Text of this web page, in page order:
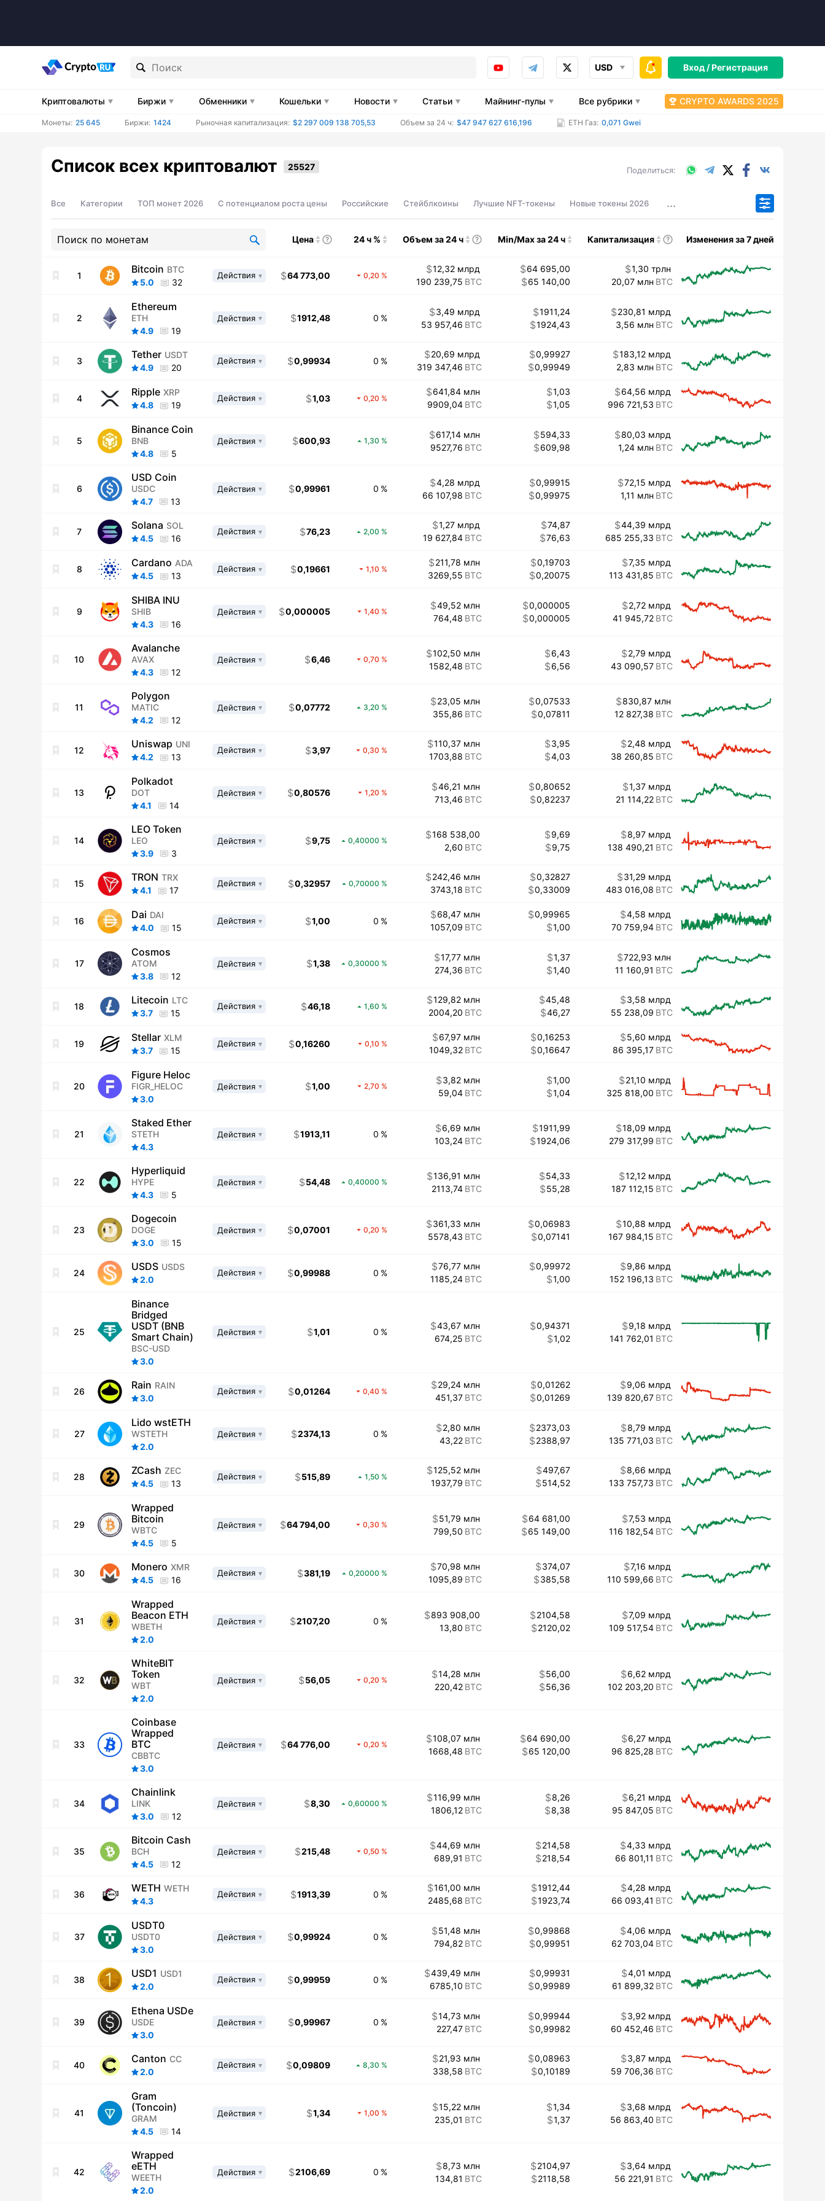
USD Вход /Регистрация
Криптовалюты Биржи Обменники Кошельки Новости Статьи Майнинг-пулы Все рубрики CRYPTO AWARDS 2025
Монеты: 25 645 Биржи: 1424 Рыночная капитализация: $2 297 009 138 705,53 Объем за 24 ч: $47 947 627 616,196 ETH Газ: 0,071 Gwei
Список всех криптовалют Поделиться WhatsApp
TelegramX.comFacebook
Все Категории ТОП монет 2026 С потенциалом роста цены Российские Стейблкоины Лучшие NFT-токены Новые токены 2026 ...
Цена 24 ч % Объем за 24 ч Min/Max за 24 ч Капитализация Изменения за 7 дней
1 Bitcoin BTC
5.0
32
Действия 64 773,00 0,20
12,32 млрд
190 239,75
64 695,00
65 140,00
1,30 трлн
20,07 млн
2
Ethereum
ETH
4.9
19
Действия 1912,48 0
3,49 млрд
53 957,46
1911,24
1924,43
230,81 млрд
3,56 млн
3 Tether USDT
4.9
20
Действия 0,99934 0
20,69 млрд
319 347,46
0,99927
0,99949
183,12 млрд
2,83 млн
4 Ripple XRP
4.8
19
Действия 1,03 0,20
641,84 млн
9909,04
1,03
1,05
64,56 млрд
996 721,53
5
Binance Coin
BNB
4.8
5
Действия 600,93 1,30
617,14 млн
9527,76
594,33
609,98
80,03 млрд
1,24 млн
6
USD Coin
USDC
4.7
13
Действия 0,99961 0
4,28 млрд
66 107,98
0,99915
0,99975
72,15 млрд
1,11 млн
7 Solana SOL
4.5
16
Действия 76,23 2,00
1,27 млрд
19 627,84
74,87
76,63
44,39 млрд
685 255,33
8 Cardano ADA
4.5
13
Действия 0,19661 1,10
211,78 млн
3269,55
0,19703
0,20075
7,35 млрд
113 431,85
9
SHIBA INU
SHIB
4.3
16
Действия 0,000005 1,40
49,52 млн
764,48
0,000005
0,000005
2,72 млрд
41 945,72
10
Avalanche
AVAX
4.3
12
Действия 6,46 0,70
102,50 млн
1582,48
6,43
6,56
2,79 млрд
43 090,57
11
Polygon
MATIC
4.2
12
Действия 0,07772 3,20
23,05 млн
355,86
0,07533
0,07811
830,87 млн
12 827,38
12 Uniswap UNI
4.2
13
Действия 3,97 0,30
110,37 млн
1703,88
3,95
4,03
2,48 млрд
38 260,85
13
Polkadot
DOT
4.1
14
Действия 0,80576 1,20
46,21 млн
713,46
0,80652
0,82237
1,37 млрд
21 114,22
14
LEO Token
LEO
3.9
3
Действия 9,75 0,40000
168 538,00
2,60
9,69
9,75
8,97 млрд
138 490,21
15 TRON TRX
4.1
17
Действия 0,32957 0,70000
242,46 млн
3743,18
0,32827
0,33009
31,29 млрд
483 016,08
16 Dai DAI
4.0
15
Действия 1,00 0
68,47 млн
1057,09
0,99965
1,00
4,58 млрд
70 759,94
17
Cosmos
ATOM
3.8
12
Действия 1,38 0,30000
17,77 млн
274,36
1,37
1,40
722,93 млн
11 160,91
18 Litecoin LTC
3.7
15
Действия 46,18 1,60
129,82 млн
2004,20
45,48
46,27
3,58 млрд
55 238,09
19 Stellar XLM
3.7
15
Действия 0,16260 0,10
67,97 млн
1049,32
0,16253
0,16647
5,60 млрд
86 395,17
20
Figure Heloc
FIGR_HELOC
3.0
Действия 1,00 2,70
3,82 млн
59,04
1,00
1,04
21,10 млрд
325 818,00
21
Staked Ether
STETH
4.3
Действия 1913,11 0
6,69 млн
103,24
1911,99
1924,06
18,09 млрд
279 317,99
22
Hyperliquid
HYPE
4.3
5
Действия 54,48 0,40000
136,91 млн
2113,74
54,33
55,28
12,12 млрд
187 112,15
23
Dogecoin
DOGE
3.0
15
Действия 0,07001 0,20
361,33 млн
5578,43
0,06983
0,07141
10,88 млрд
167 984,15
24 USDS USDS
2.0
Действия 0,99988 0
76,77 млн
1185,24
0,99972
1,00
9,86 млрд
152 196,13
25
Binance
Bridged
USDT (BNB
Smart Chain)
BSC-USD
3.0
Действия 1,01 0
43,67 млн
674,25
0,94371
1,02
9,18 млрд
141 762,01
26 Rain RAIN
3.0
Действия 0,01264 0,40
29,24 млн
451,37
0,01262
0,01269
9,06 млрд
139 820,67
27
Lido wstETH
WSTETH
2.0
Действия 2374,13 0
2,80 млн
43,22
2373,03
2388,97
8,79 млрд
135 771,03
28 ZCash ZEC
4.5
13
Действия 515,89 1,50
125,52 млн
1937,79
497,67
514,52
8,66 млрд
133 757,73
29
Wrapped
Bitcoin
WBTC
4.5
5
Действия 64 794,00 0,30
51,79 млн
799,50
64 681,00
65 149,00
7,53 млрд
116 182,54
30 Monero XMR
4.5
16
Действия 381,19 0,20000
70,98 млн
1095,89
374,07
385,58
7,16 млрд
110 599,66
31
Wrapped
Beacon ETH
WBETH
2.0
Действия 2107,20 0
893 908,00
13,80
2104,58
2120,02
7,09 млрд
109 517,54
32
WhiteBIT
Token
WBT
2.0
Действия 56,05 0,20
14,28 млн
220,42
56,00
56,36
6,62 млрд
102 203,20
33
Coinbase
Wrapped
BTC
CBBTC
3.0
Действия 64 776,00 0,20
108,07 млн
1668,48
64 690,00
65 120,00
6,27 млрд
96 825,28
34
Chainlink
LINK
3.0
12
Действия 8,30 0,60000
116,99 млн
1806,12
8,26
8,38
6,21 млрд
95 847,05
35
Bitcoin Cash
BCH
4.5
12
Действия 215,48 0,50
44,69 млн
689,91
214,58
218,54
4,33 млрд
66 801,11
36 WETH WETH
4.3
Действия 1913,39 0
161,00 млн
2485,68
1912,44
1923,74
4,28 млрд
66 093,41
37
USDT0
USDT0
3.0
Действия 0,99924 0
51,48 млн
794,82
0,99868
0,99951
4,06 млрд
62 703,04
38 USD1 USD1
2.0
Действия 0,99959 0
439,49 млн
6785,10
0,99931
0,99989
4,01 млрд
61 899,32
39
Ethena USDe
USDE
3.0
Действия 0,99967 0
14,73 млн
227,47
0,99944
0,99982
3,92 млрд
60 452,46
40 Canton CC
2.0
Действия 0,09809 8,30
21,93 млн
338,58
0,08963
0,10189
3,87 млрд
59 706,36
41
Gram
(Toncoin)
GRAM
4.5
14
Действия 1,34 1,00
15,22 млн
235,01
1,34
1,37
3,68 млрд
56 863,40
42
Wrapped
eETH
WEETH
2.0
Действия 2106,69 0
8,73 млн
134,81
2104,97
2118,58
3,64 млрд
56 221,91